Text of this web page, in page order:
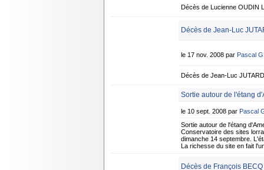
Décès de Lucienne OUDIN
Décès de Jean-Luc
le 17 nov. 2008 par Pascal
Décès de Jean-Luc
Sortie autour de l'étang
le 10 sept. 2008 par Pascal
Sortie autour de l'étang
Conservatoire des sites
dimanche 14 septembre.
La richesse du site en fait
Décès de François